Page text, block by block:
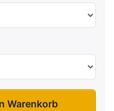
6.898,00 €, Menge 1.
Warenkorb